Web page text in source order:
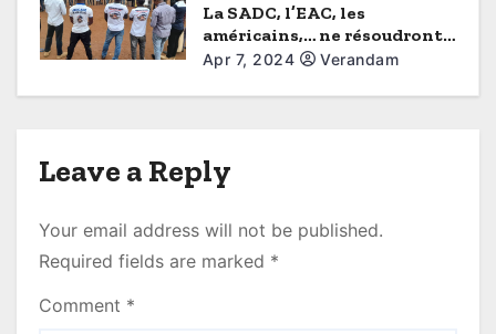
La SADC, l’EAC, les
américains,… ne résoudront
jamais les problèmes
notre place, mobilisons-
Apr 7, 2024 Verandam
Leave a Reply
Your email address will not be published.
Required fields are marked *
Comment *